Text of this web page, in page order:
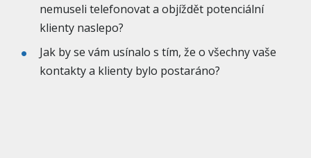
nemuseli telefonovat a objíždět potenciální
klienty naslepo?
Jak by se vám usínalo s tím, že o všechny vaše
kontakty a klienty bylo postaráno?